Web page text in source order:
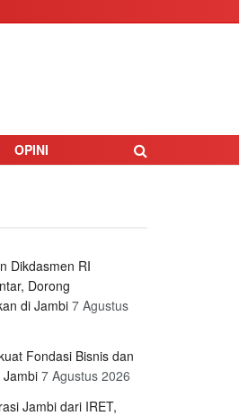
OPINI
Dikdasmen RI
Dorong
di Jambi 7 Agustus
Fondasi Bisnis dan
Jambi 7 Agustus 2026
Jambi dari IRET,